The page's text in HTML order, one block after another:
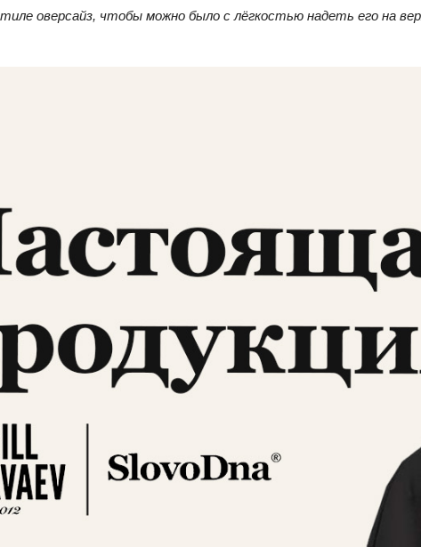
оверсайз, чтобы можно было с лёгкостью надеть его на